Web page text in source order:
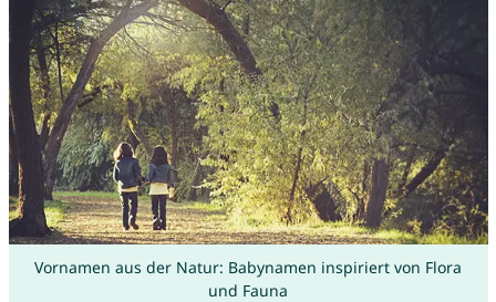
Vornamen aus der Natur: Babynamen inspiriert von Flora
und Fauna